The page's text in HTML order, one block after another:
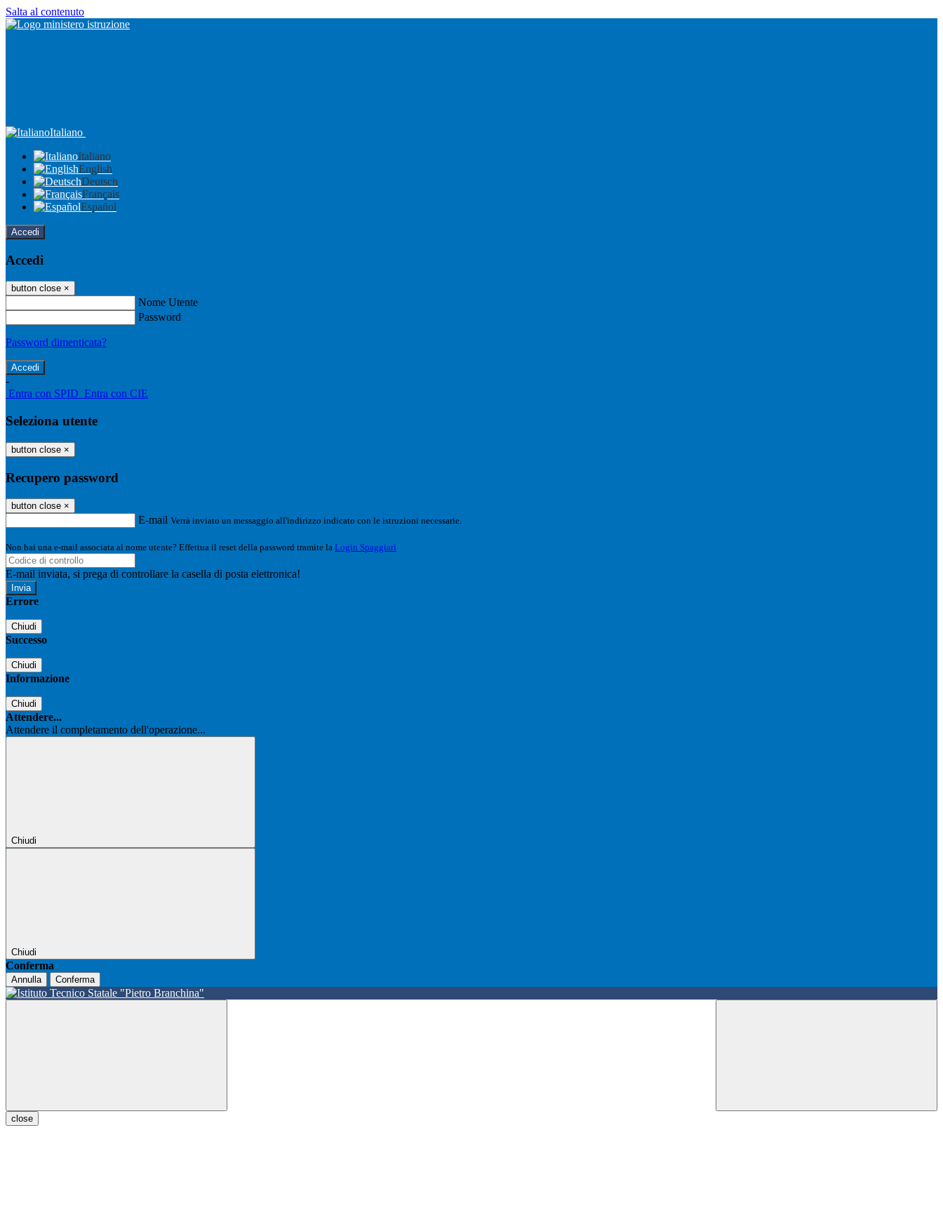
Salta al contenuto
Italiano
Italiano
English
Deutsch
Français
Español
Accedi
Accedi
button close ×
Nome Utente
Password
Password dimenticata?
-
Entra con SPID Entra con CIE
Seleziona utente
button close ×
Recupero password
button close ×
E-mail Verrà inviato un messaggio all'indirizzo indicato con le istruzioni necessarie.
Non hai una e-mail associata al nome utente? Effettua il reset della password tramite la Login Spaggiari
E-mail inviata, si prega di controllare la casella di posta elettronica!
Errore
Chiudi
Successo
Chiudi
Informazione
Chiudi
Attendere...
Attendere il completamento dell'operazione...
Chiudi
Chiudi
Conferma
Annulla Conferma
close